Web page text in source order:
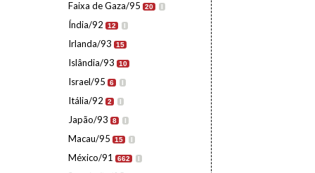
Faixa de Gaza/95 20 I
Índia/92 12 I
Irlanda/93 15
Islândia/93 10
Israel/95 6 I
Itália/92 2 I
Japão/93 8 I
Macau/95 15 I
México/91 662 I